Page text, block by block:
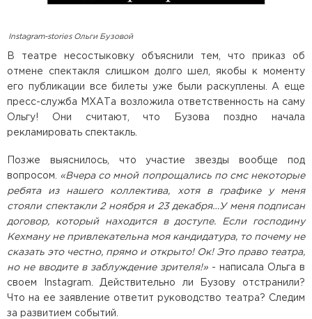
Instagram-stories Ольги Бузовой
В театре несостыковку объяснили тем, что приказ об
отмене спектакля слишком долго шел, якобы к моменту
его публикации все билеты уже были раскуплены. А еще
пресс-служба МХАТа возложила ответственность на саму
Ольгу! Они считают, что Бузова поздно начала
рекламировать спектакль.
Позже выяснилось, что участие звезды вообще под
вопросом. «Вчера со мной попрощались по смс некоторые
ребята из нашего коллектива, хотя в графике у меня
стояли спектакли 2 ноября и 23 декабря…У меня подписан
договор, который находится в доступе. Если господину
Кехману не привлекательна моя кандидатура, то почему не
сказать это честно, прямо и открыто! Ок! Это право театра,
но не вводите в заблуждение зрителя!» - написала Ольга в
своем Instagram. Действительно ли Бузову отстранили?
Что на ее заявление ответит руководство театра? Следим
за развитием событий.